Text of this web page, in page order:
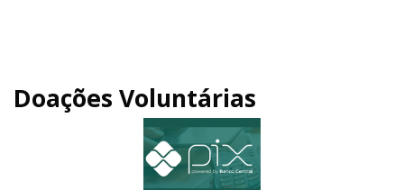
Doações Voluntárias